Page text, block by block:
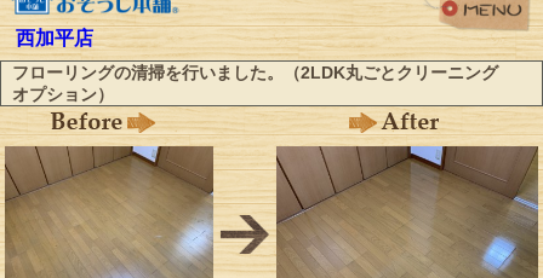
西加平店
フローリングの清掃を行いました。（2LDK丸ごとクリーニング
オプション）